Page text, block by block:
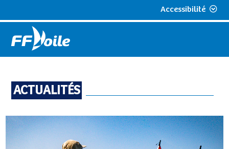
Accessibilité
ACTUALITÉS